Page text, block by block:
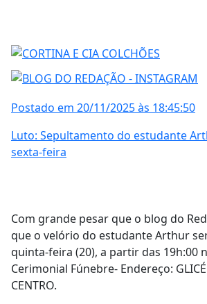
Postado em 20/11/2025 às 18:45:50
Luto: Sepultamento do estudante
sexta-feira
Com grande pesar que o blog do
que o velório do estudante Arthur
quinta-feira (20), a partir das 19h:00
Cerimonial Fúnebre- Endereço:
CENTRO.